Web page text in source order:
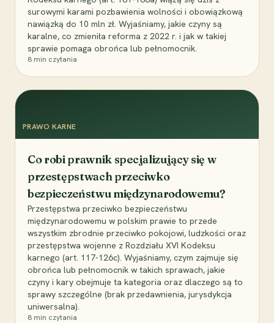
surowymi karami pozbawienia wolności i obowiązkową
nawiązką do 10 mln zł. Wyjaśniamy, jakie czyny są
karalne, co zmieniła reforma z 2022 r. i jak w takiej
sprawie pomaga obrońca lub pełnomocnik.
8 min czytania
PRAWO KARNE
Co robi prawnik specjalizujący się w
przestępstwach przeciwko
bezpieczeństwu międzynarodowemu?
Przestępstwa przeciwko bezpieczeństwu
międzynarodowemu w polskim prawie to przede
wszystkim zbrodnie przeciwko pokojowi, ludzkości oraz
przestępstwa wojenne z Rozdziału XVI Kodeksu
karnego (art. 117-126c). Wyjaśniamy, czym zajmuje się
obrońca lub pełnomocnik w takich sprawach, jakie
czyny i kary obejmuje ta kategoria oraz dlaczego są to
sprawy szczególne (brak przedawnienia, jurysdykcja
uniwersalna).
8 min czytania